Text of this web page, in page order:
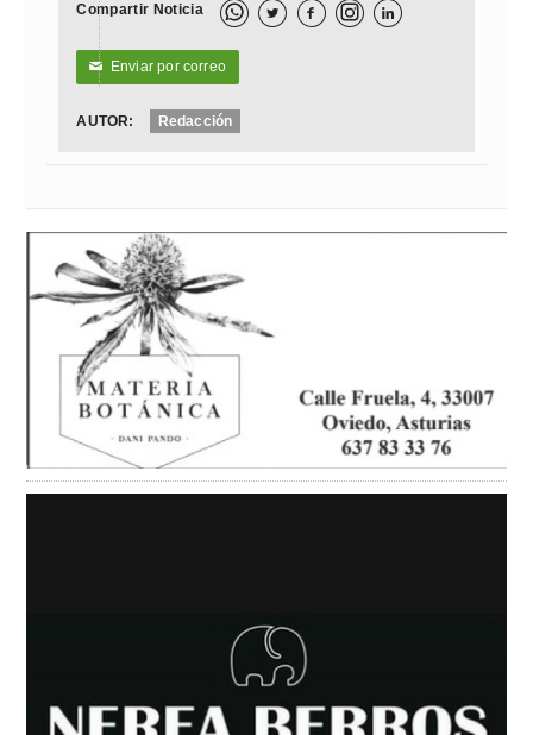
Compartir Noticia   
✉ Enviar por correo
AUTOR: Redacción